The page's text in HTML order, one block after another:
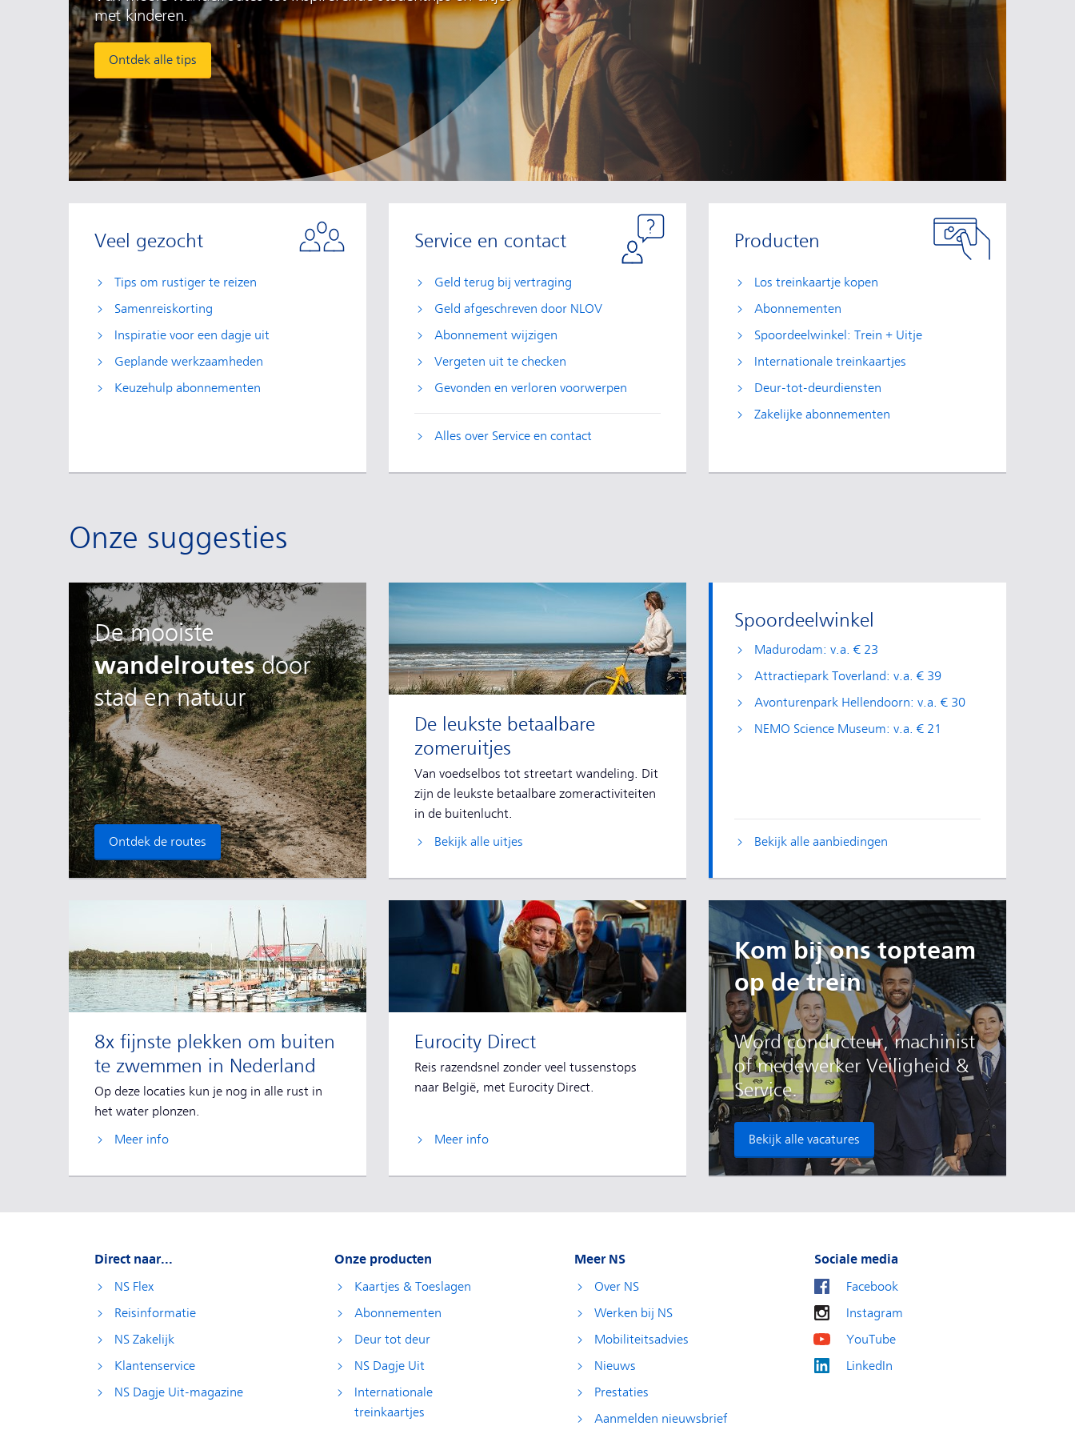
met kinderen.
Ontdek alle tips
Veel gezocht
Tips om rustiger te reizen
Samenreiskorting
Inspiratie voor een dagje uit
Geplande werkzaamheden
Keuzehulp abonnementen
Service en contact
Geld terug bij vertraging
Geld afgeschreven door NLOV
Abonnement wijzigen
Vergeten uit te checken
Gevonden en verloren voorwerpen
Alles over Service en contact
Producten
Los treinkaartje kopen
Abonnementen
Spoordeelwinkel: Trein + Uitje
Internationale treinkaartjes
Deur-tot-deurdiensten
Zakelijke abonnementen
Onze suggesties
De mooiste
wandelroutesdoor
stad en natuur
Ontdek de routes
De leukste betaalbare
zomeruitjes
Van voedselbos tot streetart wandeling. Dit
zijn de leukste betaalbare zomeractiviteiten
in de buitenlucht.
Bekijk alle uitjes
Spoordeelwinkel
Madurodam: v.a. € 23
Attractiepark Toverland: v.a. € 39
Avonturenpark Hellendoorn: v.a. € 30
NEMO Science Museum: v.a. € 21
Bekijk alle aanbiedingen
8x fijnste plekken om buiten
te zwemmen in Nederland
Op deze locaties kun je nog in alle rust in
het water plonzen.
Meer info
Eurocity Direct
Reis razendsnel zonder veel tussenstops
naar België, met Eurocity Direct.
Meer info
Kom bij ons topteam
op de trein
Word conducteur, machinist
of medewerker Veiligheid &
Service.
Bekijk alle vacatures
Direct naar...
NS Flex
Reisinformatie
NS Zakelijk
Klantenservice
NS Dagje Uit-magazine
Onze producten
Kaartjes & Toeslagen
Abonnementen
Deur tot deur
NS Dagje Uit
Internationale
treinkaartjes
Meer NS
Over NS
Werken bij NS
Mobiliteitsadvies
Nieuws
Prestaties
Aanmelden nieuwsbrief
Sociale media
Facebook
Instagram
YouTube
LinkedIn